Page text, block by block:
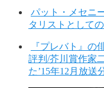
パット・メセニ
タリストとして
『プレバト』の
評判/芥川賞作家
た’15年12月放送